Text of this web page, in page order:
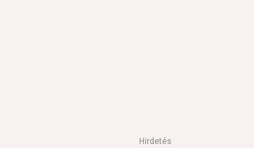
Hirdetés